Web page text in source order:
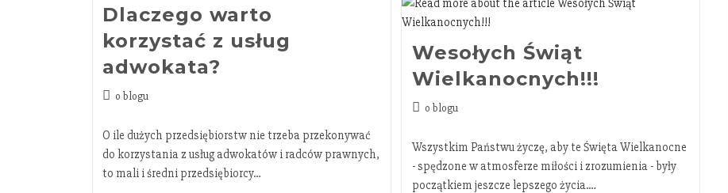
Dlaczego warto
korzystać z usług
adwokata?
o blogu
O ile dużych przedsiębiorstw nie trzeba przekonywać
do korzystania z usług adwokatów i radców prawnych,
to mali i średni przedsiębiorcy…
Wesołych Świąt
Wielkanocnych!!!
o blogu
Wszystkim Państwu życzę, aby te Święta Wielkanocne
- spędzone w atmosferze miłości i zrozumienia - były
początkiem jeszcze lepszego życia.…